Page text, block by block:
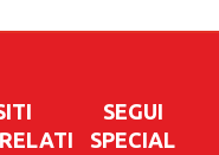
SEGUI
SPECIAL